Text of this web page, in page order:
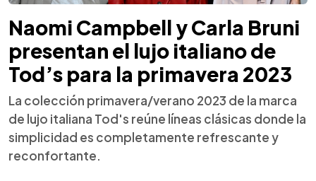
Naomi Campbell y Carla Bruni
presentan el lujo italiano de
Tod’s para la primavera 2023
La colección primavera/verano 2023 de la marca
de lujo italiana Tod's reúne líneas clásicas donde la
simplicidad es completamente refrescante y
reconfortante.